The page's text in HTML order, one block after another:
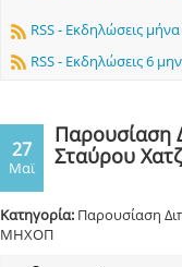
RSS - Εκδηλώσεις μήνα
RSS - Εκδηλώσεις 6
27
Μαϊ
Παρουσίαση
Σταύρου
Κατηγορία: Παρουσίαση
ΜΗΧΟΠ